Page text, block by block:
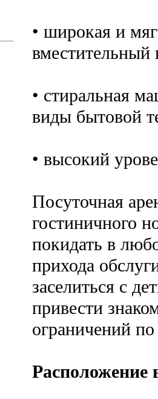
• широкая и
вместительный
• стиральная
виды бытовой
• высокий
Посуточная
гостиничного
покидать в
прихода
заселиться с
привести
ограничений
Расположение